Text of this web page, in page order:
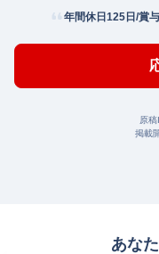
年間休日125日/賞
原稿
掲載
あな